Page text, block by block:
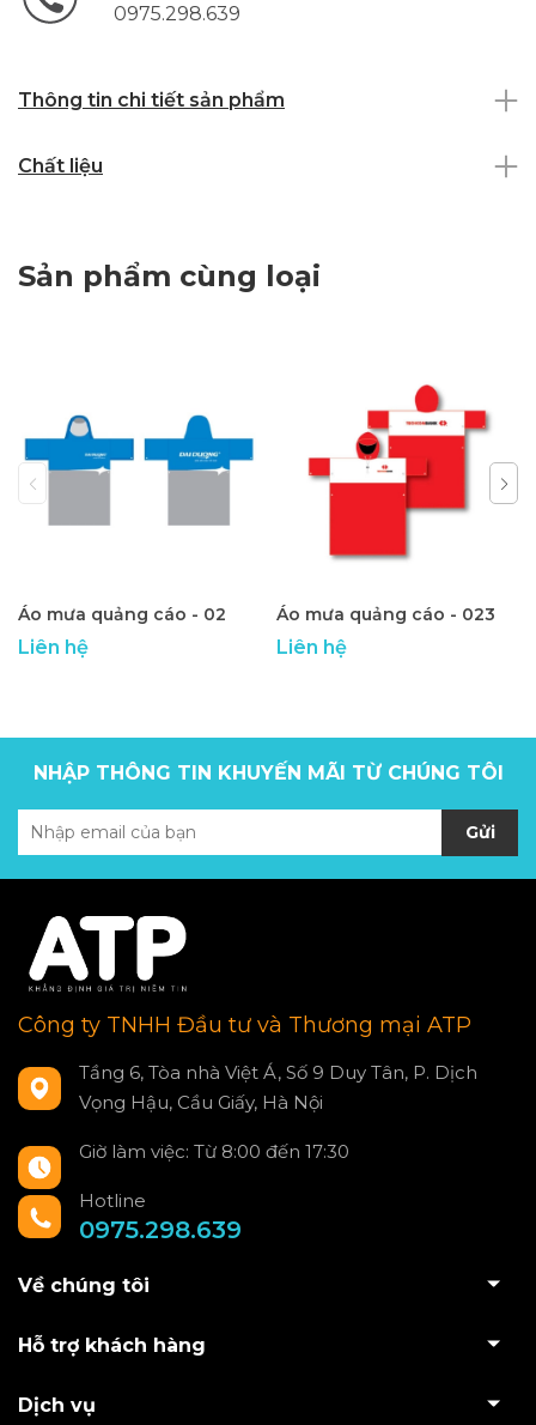
0975.298.639
Thông tin chi tiết sản phẩm
Chất liệu
Sản phẩm cùng loại
Áo mưa quảng cáo - 02
Liên hệ
Áo mưa quảng cáo - 023
Liên hệ
NHẬP THÔNG TIN KHUYẾN MÃI TỪ CHÚNG TÔI
Gửi
Công ty TNHH Đầu tư và Thương mại ATP
Tầng 6, Tòa nhà Việt Á, Số 9 Duy Tân, P. Dịch
Vọng Hậu, Cầu Giấy, Hà Nội
Giờ làm việc: Từ 8:00 đến 17:30
Hotline
0975.298.639
Về chúng tôi
Hỗ trợ khách hàng
Dịch vụ